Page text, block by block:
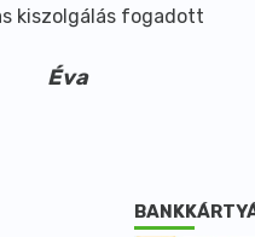
kiszolgálás fogadott
Éva